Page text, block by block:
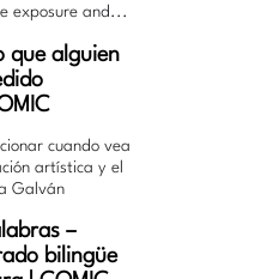
exposure and...
que alguien
cuando vea
artística y el
Galván
–
bilingüe